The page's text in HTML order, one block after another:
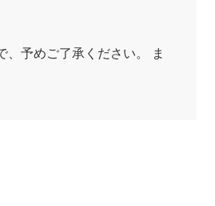
予めご了承ください。 ま